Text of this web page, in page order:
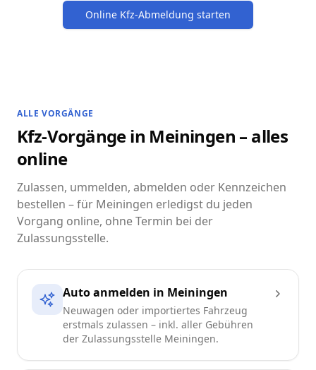
Online Kfz-Abmeldung starten
ALLE VORGÄNGE
Kfz-Vorgänge in Meiningen – alles
online
Zulassen, ummelden, abmelden oder Kennzeichen
bestellen – für Meiningen erledigst du jeden
Vorgang online, ohne Termin bei der
Zulassungsstelle.
Auto anmelden in Meiningen
Neuwagen oder importiertes Fahrzeug
erstmals zulassen – inkl. aller Gebühren
der Zulassungsstelle Meiningen.